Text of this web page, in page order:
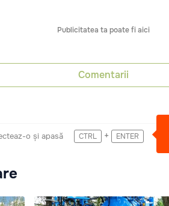
Publicitatea ta poate fi aici
Comentarii
o și apasă CTRL + ENTER